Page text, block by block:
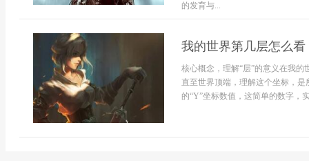
的发育与...
我的世界第几层怎么
核心概念，理解“层”的意义在我
直至世界顶端，理解这个坐标，
的“Y”坐标数值，这简单的数字，